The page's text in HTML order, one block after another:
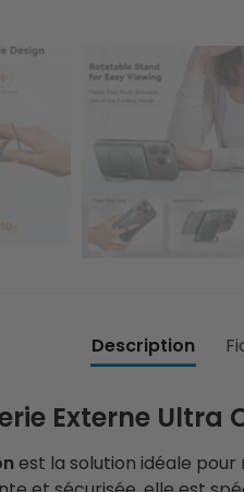
Description
Externe Ultra
est la solution idéale pour